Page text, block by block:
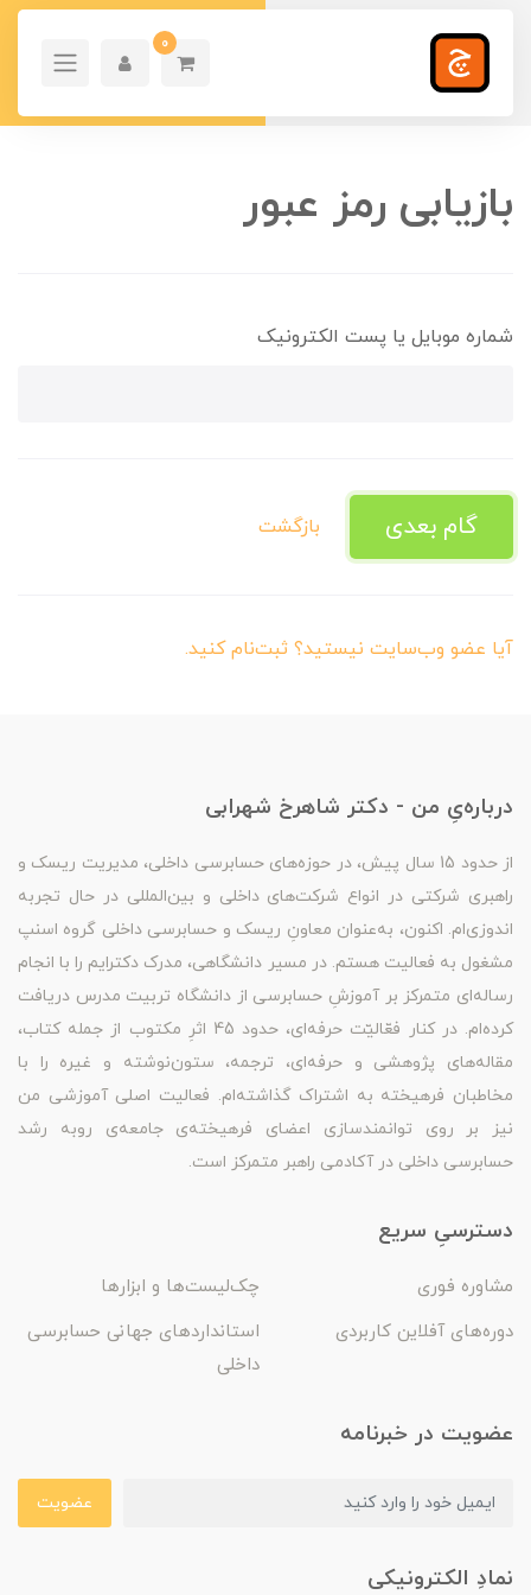
0
بازیابی رمز عبور
شماره موبایل یا پست الکترونیک
گام بعدی بازگشت
آیا عضو وب‌سایت نیستید؟ ثبت‌نام کنید.
درباره‌یِ من - دکتر شاهرخ شهرابی
از حدود 15 سال پیش، در حوزه‌های حسابرسی داخلی، مدیریت ریسک و
راهبری شرکتی در انواع شرکت‌های داخلی و بین‌المللی در حال تجربه
اندوزی‌ام. اکنون، به‌عنوان معاونِ ریسک و حسابرسی داخلی گروه اسنپ
مشغول به فعالیت هستم. در مسیر دانشگاهی، مدرک دکترایم را با انجام
رساله‌ای متمرکز بر آموزشِ حسابرسی از دانشگاه تربیت مدرس دریافت
کرده‌ام. در کنار فعّالیّت حرفه‌ای، حدود 45 اثرِ مکتوب از جمله کتاب،
مقاله‌های پژوهشی و حرفه‌ای، ترجمه، ستون‌نوشته و غیره را با
مخاطبان فرهیخته به اشتراک گذاشته‌ام. فعالیت اصلی آموزشی من
نیز بر روی توانمندسازی اعضای فرهیخته‌ی جامعه‌ی روبه رشد
حسابرسی داخلی در آکادمی راهبر متمرکز است.
دسترسیِ سریع
مشاوره فوری
چک‌لیست‌ها و ابزارها
دوره‌های آفلاین کاربردی
استانداردهای جهانی حسابرسی
داخلی
عضویت در خبرنامه
عضویت
نمادِ الکترونیکی